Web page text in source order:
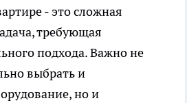
- это сложная
требующая
подхода. Важно не
выбрать и
но и